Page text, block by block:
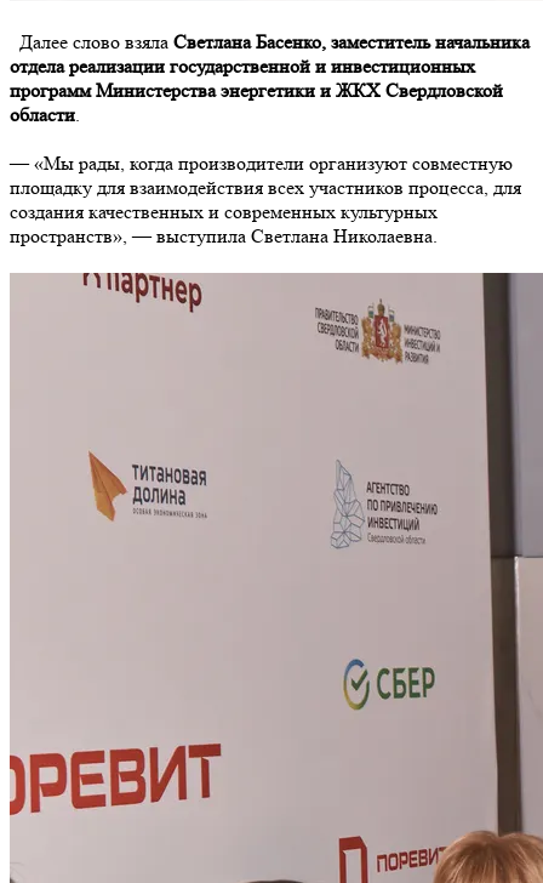
Далее слово взяла Светлана Басенко, заместитель начальника
отдела реализации государственной и инвестиционных
программ Министерства энергетики и ЖКХ Свердловской
области.
— «Мы рады, когда производители организуют совместную
площадку для взаимодействия всех участников процесса, для
создания качественных и современных культурных
пространств», — выступила Светлана Николаевна.